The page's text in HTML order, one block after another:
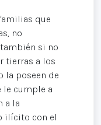
que
no
si no
tierras a los
la poseen de
le cumple a
a la
ilícito con el